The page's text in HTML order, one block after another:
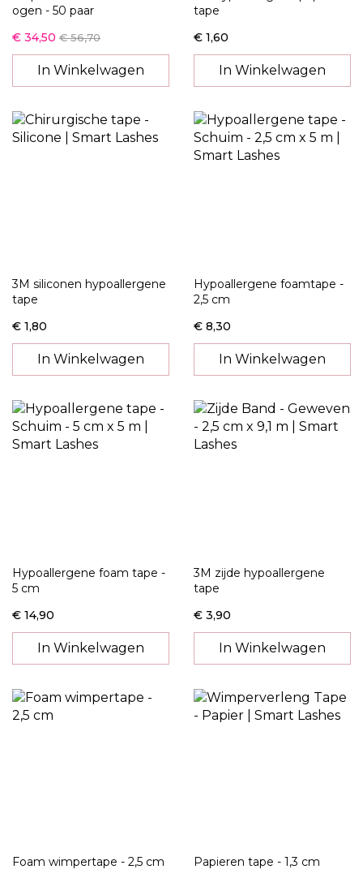
ogen - 50 paar
€ 34,50 € 56,70
In Winkelwagen
tape
€ 1,60
In Winkelwagen
3M siliconen hypoallergene
tape
€ 1,80
In Winkelwagen
Hypoallergene foamtape -
2,5 cm
€ 8,30
In Winkelwagen
Hypoallergene foam tape -
5 cm
€ 14,90
In Winkelwagen
3M zijde hypoallergene
tape
€ 3,90
In Winkelwagen
Foam wimpertape - 2,5 cm Papieren tape - 1,3 cm